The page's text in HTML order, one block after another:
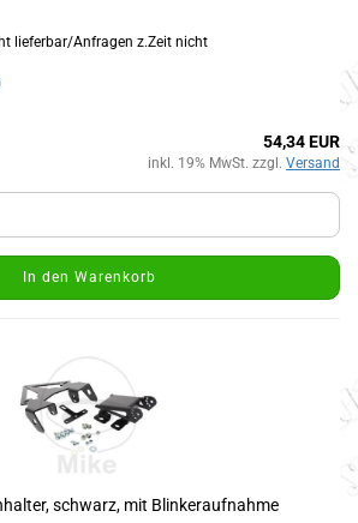
z.Zeit nicht
54,34 EUR
inkl. 19% MwSt. zzgl. Versand
In den Warenkorb
schwarz, mit Blinkeraufnahme